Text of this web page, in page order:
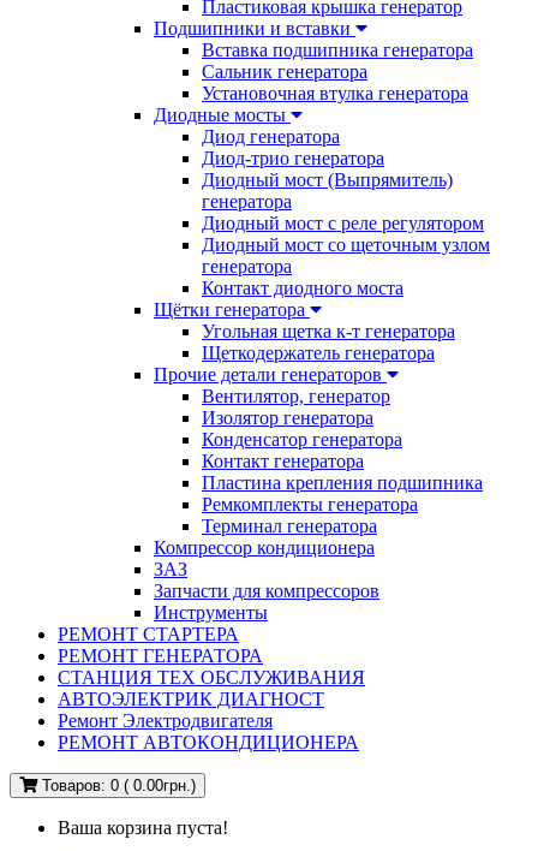
Пластиковая крышка генератор
Подшипники и вставки
Вставка подшипника генератора
Сальник генератора
Установочная втулка генератора
Диодные мосты
Диод генератора
Диод-трио генератора
Диодный мост (Выпрямитель)
генератора
Диодный мост с реле регулятором
Диодный мост со щеточным узлом
генератора
Контакт диодного моста
Щётки генератора
Угольная щетка к-т генератора
Щеткодержатель генератора
Прочие детали генераторов
Вентилятор, генератор
Изолятор генератора
Конденсатор генератора
Контакт генератора
Пластина крепления подшипника
Ремкомплекты генератора
Терминал генератора
Компрессор кондиционера
ЗАЗ
Запчасти для компрессоров
Инструменты
РЕМОНТ СТАРТЕРА
РЕМОНТ ГЕНЕРАТОРА
СТАНЦИЯ ТЕХ ОБСЛУЖИВАНИЯ
АВТОЭЛЕКТРИК ДИАГНОСТ
Ремонт Электродвигателя
РЕМОНТ АВТОКОНДИЦИОНЕРА
Товаров: 0 ( 0.00грн.)
Ваша корзина пуста!